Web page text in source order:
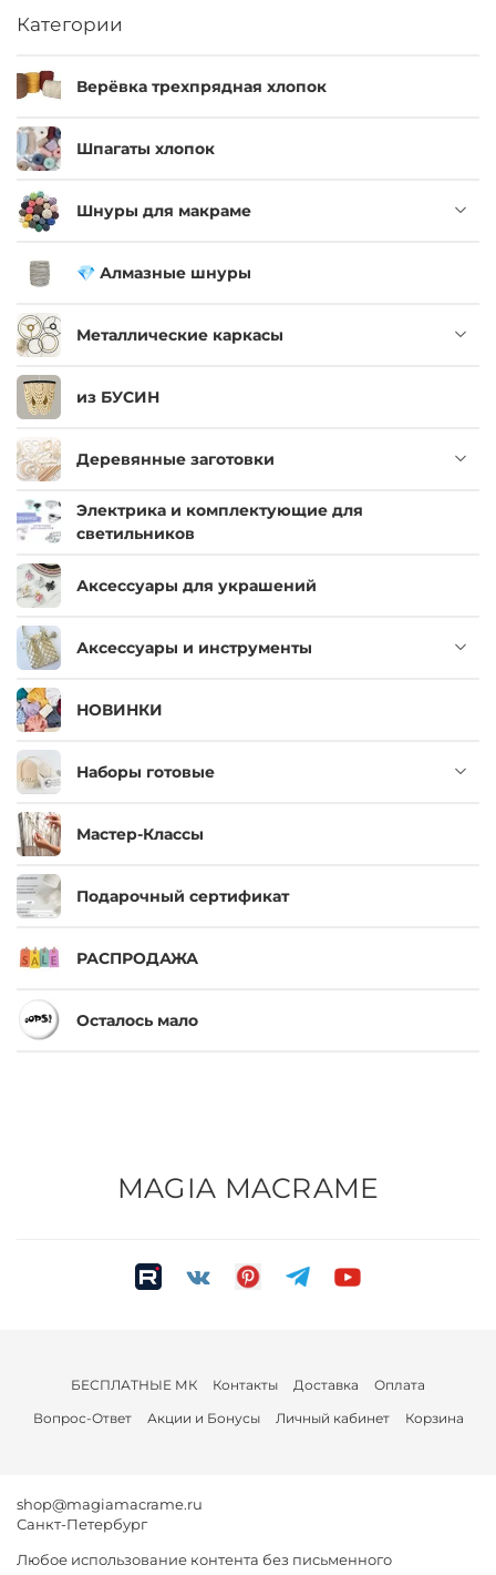
Категории
Верёвка трехпрядная хлопок
Шпагаты хлопок
Шнуры для макраме
💎 Алмазные шнуры
Металлические каркасы
из БУСИН
Деревянные заготовки
Электрика и комплектующие для
светильников
Аксессуары для украшений
Аксессуары и инструменты
НОВИНКИ
Наборы готовые
Мастер-Классы
Подарочный сертификат
РАСПРОДАЖА
Осталось мало
MAGIA MACRAME
БЕСПЛАТНЫЕ МК Контакты Доставка
Оплата
Вопрос-Ответ
Акции и Бонусы Личный кабинет Корзина
shop@magiamacrame.ru
Санкт-Петербург
Любое использование контента без письменного